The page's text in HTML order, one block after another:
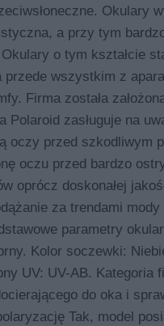
Okulary
a przy tym
o tym kształcie
wszystkim z
Firma została
zasługuje na
przed szkodliwym
oczu przed bardzo
oprócz doskonałej
za trendami
parametry
Kolor soczewki:
UV: UV-AB. Kategoria
do oka i
Tak, model